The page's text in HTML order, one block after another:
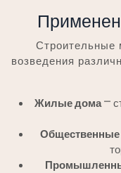
Строительные
возведения
Жилые дома⎻
Общественные